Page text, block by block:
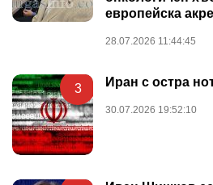
европейска
28.07.2026 11:44:45
3 Иран с остра
30.07.2026 19:52:10